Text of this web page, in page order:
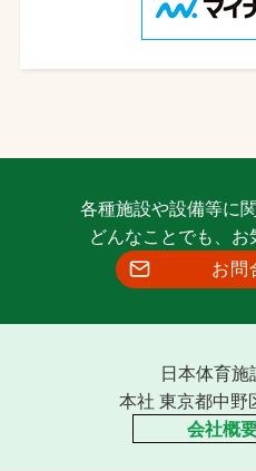
各種施設や設備等に
どんなことでも、
お問
日本体育施
本社 東京都中野
会社概